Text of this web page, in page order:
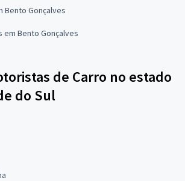
Bento Gonçalves
Bento Gonçalves
de Carro no estado
do Sul